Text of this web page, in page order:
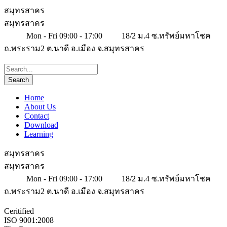
สมุทรสาคร
สมุทรสาคร
Mon - Fri 09:00 - 17:00
18/2 ม.4 ซ.ทรัพย์มหาโชค
ถ.พระราม2 ต.นาดี อ.เมือง จ.สมุทรสาคร
Home
About Us
Contact
Download
Learning
สมุทรสาคร
สมุทรสาคร
Mon - Fri 09:00 - 17:00
18/2 ม.4 ซ.ทรัพย์มหาโชค
ถ.พระราม2 ต.นาดี อ.เมือง จ.สมุทรสาคร
Ceritified
ISO 9001:2008